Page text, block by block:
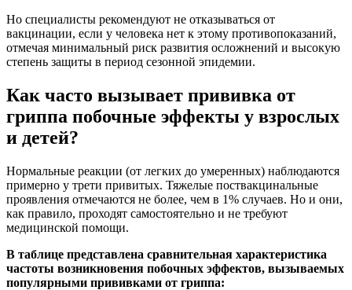
Но специалисты рекомендуют не отказываться от
вакцинации, если у человека нет к этому противопоказаний,
отмечая минимальный риск развития осложнений и высокую
степень защиты в период сезонной эпидемии.
Как часто вызывает прививка от
гриппа побочные эффекты у взрослых
и детей?
Нормальные реакции (от легких до умеренных) наблюдаются
примерно у трети привитых. Тяжелые поствакцинальные
проявления отмечаются не более, чем в 1% случаев. Но и они,
как правило, проходят самостоятельно и не требуют
медицинской помощи.
В таблице представлена сравнительная характеристика
частоты возникновения побочных эффектов, вызываемых
популярными прививками от гриппа: